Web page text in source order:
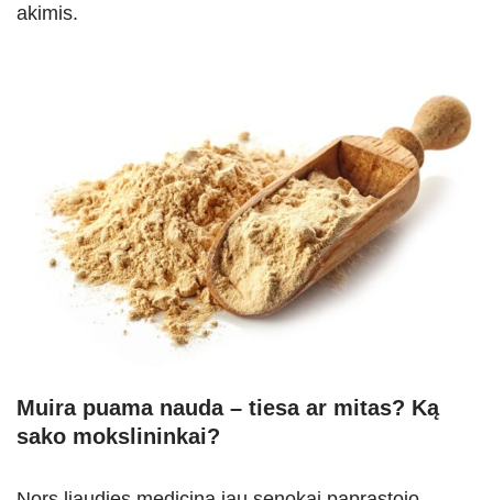
akimis.
Muira puama nauda – tiesa ar mitas? Ką
sako mokslininkai?